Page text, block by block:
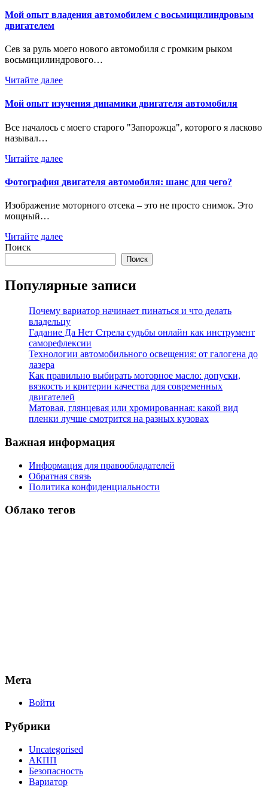
Мой опыт владения автомобилем с восьмицилиндровым
двигателем
Сев за руль моего нового автомобиля с громким рыком
восьмицилиндрового…
Читайте далее
Мой опыт изучения динамики двигателя автомобиля
Все началось с моего старого "Запорожца", которого я ласково
называл…
Читайте далее
Фотография двигателя автомобиля: шанс для чего?
Изображение моторного отсека – это не просто снимок. Это
мощный…
Читайте далее
Поиск
Поиск
Популярные записи
Почему вариатор начинает пинаться и что делать
владельцу
Гадание Да Нет Стрела судьбы онлайн как инструмент
саморефлексии
Технологии автомобильного освещения: от галогена до
лазера
Как правильно выбирать моторное масло: допуски,
вязкость и критерии качества для современных
двигателей
Матовая, глянцевая или хромированная: какой вид
пленки лучше смотрится на разных кузовах
Важная информация
Информация для правообладателей
Обратная связь
Политика конфиденциальности
Облако тегов
Мета
Войти
Рубрики
Uncategorised
АКПП
Безопасность
Вариатор